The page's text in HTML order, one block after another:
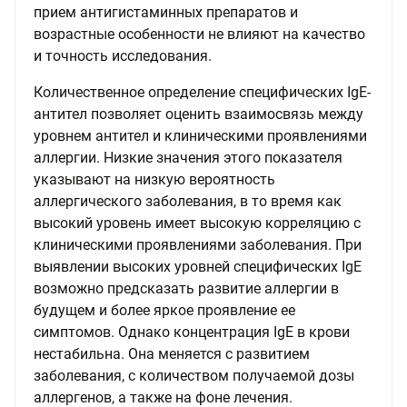
прием антигистаминных препаратов и
возрастные особенности не влияют на качество
и точность исследования.
Количественное определение специфических IgE-
антител позволяет оценить взаимосвязь между
уровнем антител и клиническими проявлениями
аллергии. Низкие значения этого показателя
указывают на низкую вероятность
аллергического заболевания, в то время как
высокий уровень имеет высокую корреляцию с
клиническими проявлениями заболевания. При
выявлении высоких уровней специфических IgE
возможно предсказать развитие аллергии в
будущем и более яркое проявление ее
симптомов. Однако концентрация IgE в крови
нестабильна. Она меняется с развитием
заболевания, с количеством получаемой дозы
аллергенов, а также на фоне лечения.